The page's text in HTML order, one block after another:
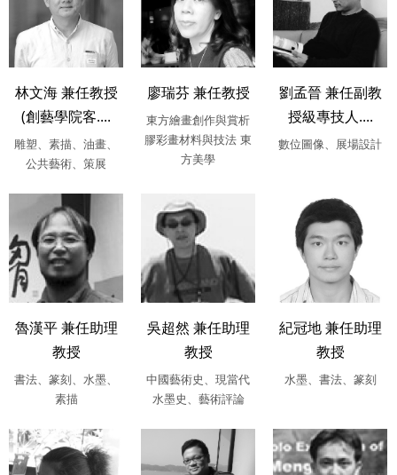
林文海 兼任教授
(創藝學院客....
雕塑、素描、油畫、
公共藝術、策展
廖瑞芬 兼任教授
東方繪畫創作與賞析
膠彩畫材料與技法 東
方美學
劉孟晉 兼任副教
授級專技人....
數位圖像、展場設計
魯漢平 兼任助理
教授
書法、篆刻、水墨、
素描
吳超然 兼任助理
教授
中國藝術史、現當代
水墨史、藝術評論
紀冠地 兼任助理
教授
水墨、書法、篆刻